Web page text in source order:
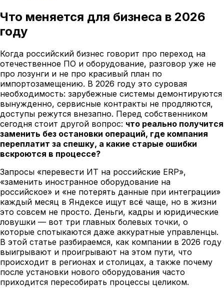
Что меняется для бизнеса в 2026
году
Когда российский бизнес говорит про переход на
отечественное ПО и оборудование, разговор уже не
про лозунги и не про красивый план по
импортозамещению. В 2026 году это суровая
необходимость: зарубежные системы демонтируются
вынужденно, сервисные контракты не продляются,
доступы режутся внезапно. Перед собственником
сегодня стоит другой вопрос: что реально получится
заменить без остановки операций, где компания
переплатит за спешку, а какие старые ошибки
вскроются в процессе?
Запросы «перевести ИТ на российские ERP»,
«заменить иностранное оборудование на
российское» и «не потерять данные при интеграции»
каждый месяц в Яндексе ищут всё чаще, но в жизни
это совсем не просто. Деньги, кадры и юридические
ловушки — вот три главных болевых точки, о
которые спотыкаются даже аккуратные управленцы.
В этой статье разбираемся, как компании в 2026 году
выигрывают и проигрывают на этом пути, что
происходит в регионах и столицах, а также почему
после установки нового оборудования часто
приходится пересобирать процессы целиком.